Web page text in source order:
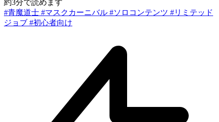
約3分で読めます
#青魔道士 #マスクカーニバル #ソロコンテンツ #リミテッド
ジョブ #初心者向け